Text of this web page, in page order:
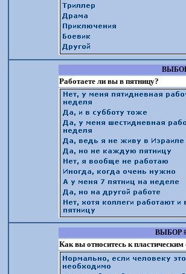
Работаете ли вы в пятницу?
ВЫБОР
Как вы относитесь к